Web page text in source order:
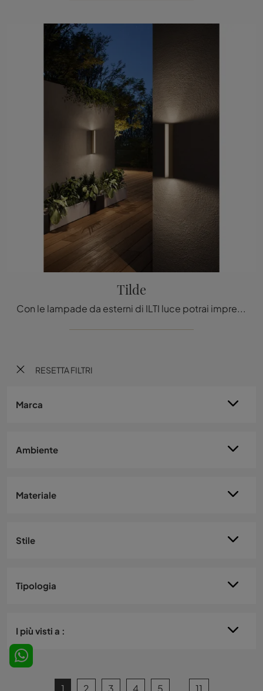
RESETTA FILTRI
Marca
Ambiente
Materiale
Stile
Tipologia
I più visti a :
Tilde
Con le lampade da esterni di ILTI luce potrai impreziosire i tuoi interni: clicca e scopri Tilde!
1 2 3 4 5 11